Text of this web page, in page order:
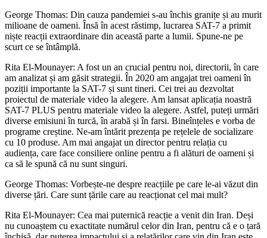
George Thomas: Din cauza pandemiei s-au închis granițe și au murit
milioane de oameni. Însă în acest răstimp, lucrarea SAT-7 a primit
niște reacții extraordinare din această parte a lumii. Spune-ne pe
scurt ce se întâmplă.
Rita El-Mounayer: A fost un an crucial pentru noi, directorii, în care
am analizat și am găsit strategii. În 2020 am angajat trei oameni în
poziții importante la SAT-7 și sunt tineri. Cei trei au dezvoltat
proiectul de materiale video la alegere. Am lansat aplicația noastră
SAT-7 PLUS pentru materiale video la alegere. Astfel, puteți urmări
diverse emisiuni în turcă, în arabă și în farsi. Bineînțeles e vorba de
programe creștine. Ne-am întărit prezența pe rețelele de socializare
cu 10 produse. Am mai angajat un director pentru relația cu
audiența, care face consiliere online pentru a fi alături de oameni și
ca să le spună că nu sunt singuri.
George Thomas: Vorbește-ne despre reacțiile pe care le-ai văzut din
diverse țări. Care sunt țările care au reacționat cel mai mult?
Rita El-Mounayer: Cea mai puternică reacție a venit din Iran. Deși
nu cunoaștem cu exactitate numărul celor din Iran, pentru că e o țară